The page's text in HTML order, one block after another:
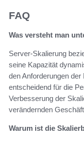
FAQ
Was versteht man
Server-Skalierung
seine Kapazität
den Anforderungen
entscheidend für die
Verbesserung der
verändernden
Warum ist die